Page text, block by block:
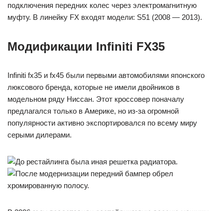
подключения передних колес через электромагнитную
муфту. В линейку FX входят модели: S51 (2008 — 2013).
Модификации Infiniti FX35
Infiniti fx35 и fx45 были первыми автомобилями японского
люксового бренда, которые не имели двойников в
модельном ряду Ниссан. Этот кроссовер поначалу
предлагался только в Америке, но из-за огромной
популярности активно экспортировался по всему миру
серыми дилерами.